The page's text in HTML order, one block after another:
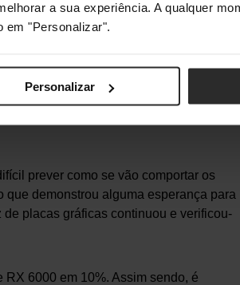
a sua experiência. A qualquer
em "Personalizar".
Personalizar
e a Nvidia, o que provoca grande
que se tem dito, veremos um terceiro
prever como se vão comportar os
que demonstrou alguma esperança para
de placas gráficas continuou e verificou-
6000 em 10%. Assim sendo, é